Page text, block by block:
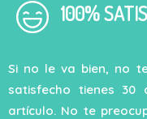
100%
Si no le va bien, no
satisfecho tienes
artículo. No te